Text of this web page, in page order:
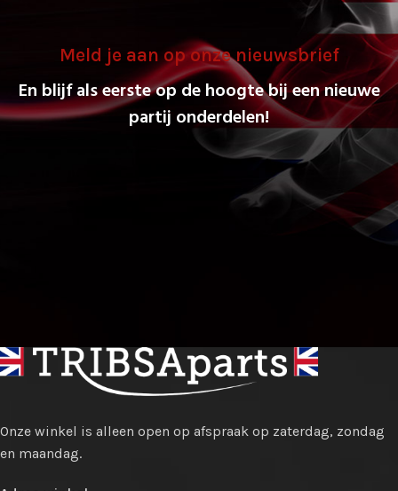
Meld je aan op onze nieuwsbrief
En blijf als eerste op de hoogte bij een nieuwe
partij onderdelen!
Onze winkel is alleen open op afspraak op zaterdag, zondag
en maandag.